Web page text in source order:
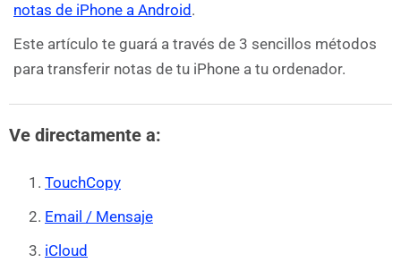
notas de iPhone a Android .
Este artículo te guará a través de 3 sencillos métodos
para transferir notas de tu iPhone a tu ordenador.
Ve directamente a:
TouchCopy
Email / Mensaje
iCloud